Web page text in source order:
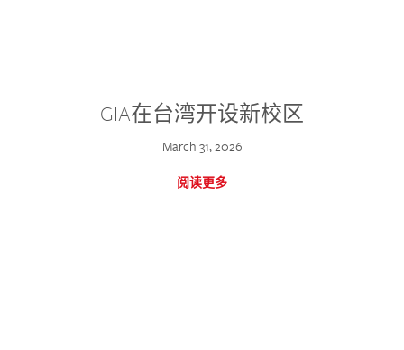
GIA在台湾开设新校区
March 31, 2026
阅读更多